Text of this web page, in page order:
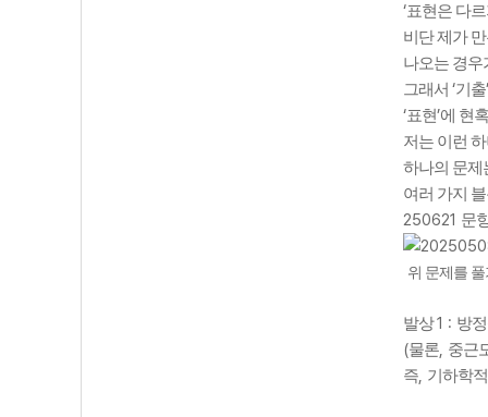
‘표현은 다
비단 제가
나오는 경우
그래서 ‘기출’
‘표현’에 현
저는 이런
하나의 문제
여러 가지
250621 문
위 문제를
발상1 : 방
(물론, 중근
즉, 기하학